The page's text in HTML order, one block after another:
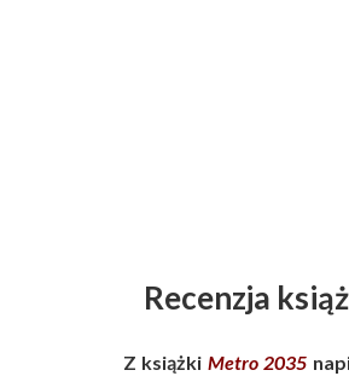
Recenzja
Z książki Metro 2035